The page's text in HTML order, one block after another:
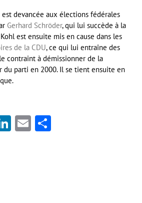
est devancée aux élections fédérales
Gerhard Schröder, qui lui succède à la
est ensuite mis en cause dans les
de la CDU, ce qui lui entraîne des
contraint à démissionner de la
du parti en 2000. Il se tient ensuite en
LinkedIn
Email